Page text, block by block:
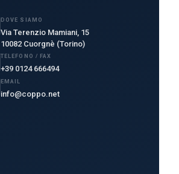
DOVE SIAMO
Via Terenzio Mamiani, 15
10082 Cuorgnè (Torino)
TELEFONO / FAX
+39 0124 666494
EMAIL
info@coppo.net